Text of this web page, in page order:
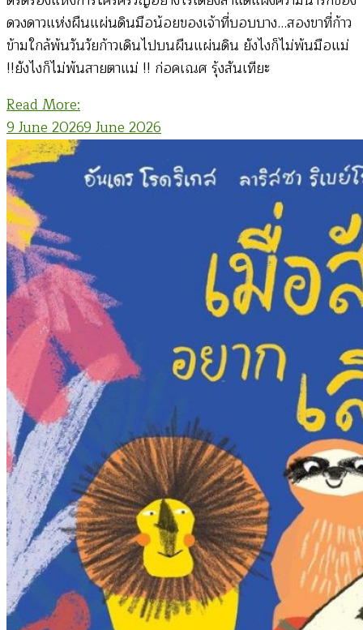
ดวงดาวแห่งผืนแผ่นดินมือน้อยของเจ้าที่บอบบาง…สองขาที่ก้าว
ข้ามใกล้พ้นวันวัยก้าวเดินไปบนผืนแผ่นดิน ยังไงก็ไม่พ้นมือแม่
!!ยังไงก็ไม่พ้นสายตาแม่ !! ก่อคเณศ รุ้งสันเทียะ
Read More:
9 June 20269 June 2026